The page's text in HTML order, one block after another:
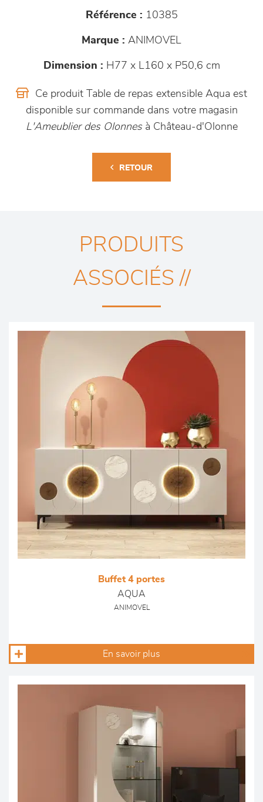
Référence : 10385
Marque : ANIMOVEL
Dimension : H77 x L160 x P50,6 cm
Ce produit Table de repas extensible Aqua est
disponible sur commande dans votre magasin
L'Ameublier des Olonnesà Château-d'Olonne
RETOUR
PRODUITS
ASSOCIÉS //
Buffet 4 portes
AQUA
ANIMOVEL
En savoir plus